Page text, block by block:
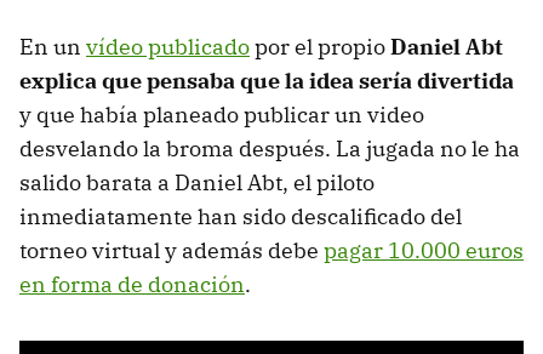
En un vídeo publicadopor el propioDaniel Abt
explica que pensaba que la idea sería divertida
y que había planeado publicar un video
desvelando la broma después. La jugada no le ha
salido barata a Daniel Abt, el piloto
inmediatamente han sido descalificado del
torneo virtual y además debe pagar 10.000 euros
en forma de donación.